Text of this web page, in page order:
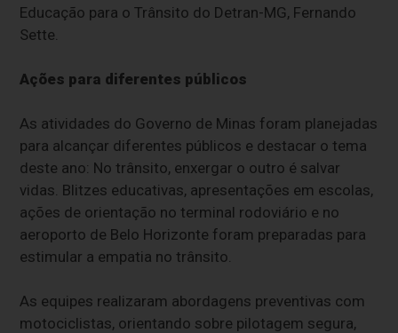
Educação para o Trânsito do Detran-MG, Fernando
Sette.
Ações para diferentes públicos
As atividades do Governo de Minas foram planejadas
para alcançar diferentes públicos e destacar o tema
deste ano: No trânsito, enxergar o outro é salvar
vidas. Blitzes educativas, apresentações em escolas,
ações de orientação no terminal rodoviário e no
aeroporto de Belo Horizonte foram preparadas para
estimular a empatia no trânsito.
As equipes realizaram abordagens preventivas com
motociclistas, orientando sobre pilotagem segura,